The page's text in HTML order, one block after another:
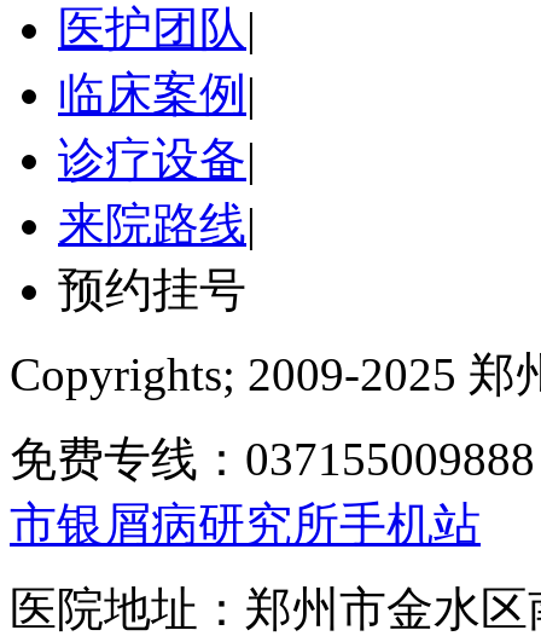
医护团队|
临床案例 |
诊疗设备|
来院路线|
预约挂号
Copyrights; 2009-2025
免费专线：
市银屑病研究所手机站
医院地址：郑州市金水